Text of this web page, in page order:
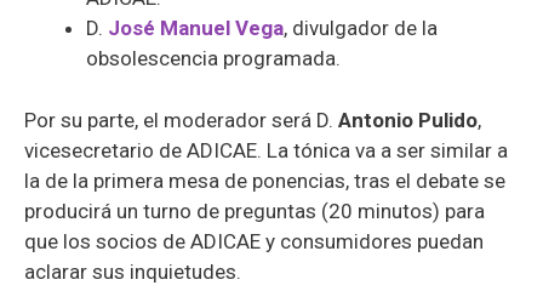
D. José Manuel Vega, divulgador de la
obsolescencia programada.
Por su parte, el moderador será D. Antonio Pulido,
vicesecretario de ADICAE. La tónica va a ser similar a
la de la primera mesa de ponencias, tras el debate se
producirá un turno de preguntas (20 minutos) para
que los socios de ADICAE y consumidores puedan
aclarar sus inquietudes.